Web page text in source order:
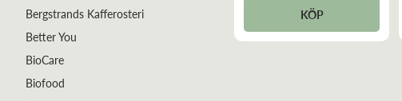
Bergstrands Kafferosteri
Better You
BioCare
Biofood
KÖP